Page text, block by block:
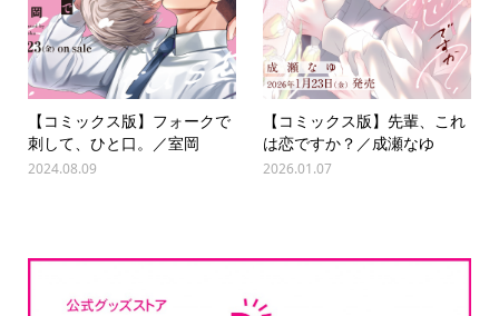
【コミックス版】フォークで
刺して、ひと口。／室岡
2024.08.09
【コミックス版】先輩、これ
は恋ですか？／成瀬なゆ
2026.01.07